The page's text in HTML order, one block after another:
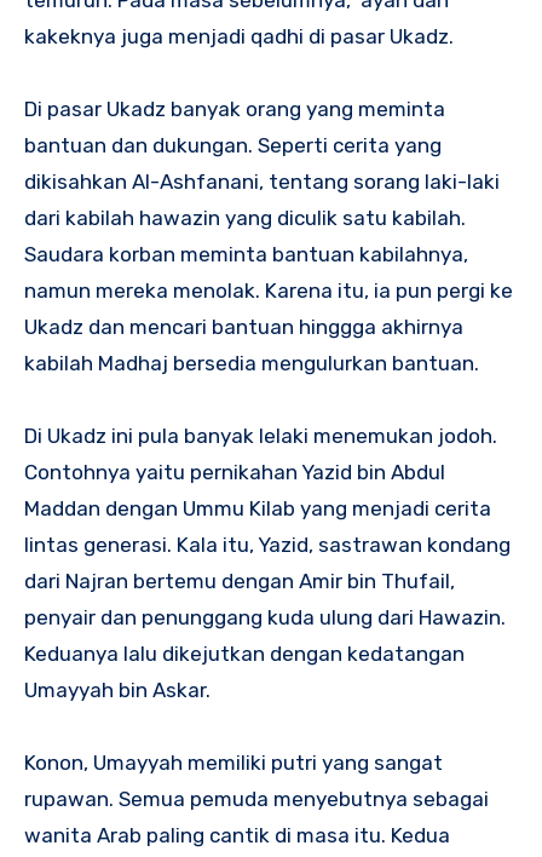
kakeknya juga menjadi qadhi di pasar Ukadz.
Di pasar Ukadz banyak orang yang meminta
bantuan dan dukungan. Seperti cerita yang
dikisahkan Al-Ashfanani, tentang sorang laki-laki
dari kabilah hawazin yang diculik satu kabilah.
Saudara korban meminta bantuan kabilahnya,
namun mereka menolak. Karena itu, ia pun pergi ke
Ukadz dan mencari bantuan hinggga akhirnya
kabilah Madhaj bersedia mengulurkan bantuan.
Di Ukadz ini pula banyak lelaki menemukan jodoh.
Contohnya yaitu pernikahan Yazid bin Abdul
Maddan dengan Ummu Kilab yang menjadi cerita
lintas generasi. Kala itu, Yazid, sastrawan kondang
dari Najran bertemu dengan Amir bin Thufail,
penyair dan penunggang kuda ulung dari Hawazin.
Keduanya lalu dikejutkan dengan kedatangan
Umayyah bin Askar.
Konon, Umayyah memiliki putri yang sangat
rupawan. Semua pemuda menyebutnya sebagai
wanita Arab paling cantik di masa itu. Kedua